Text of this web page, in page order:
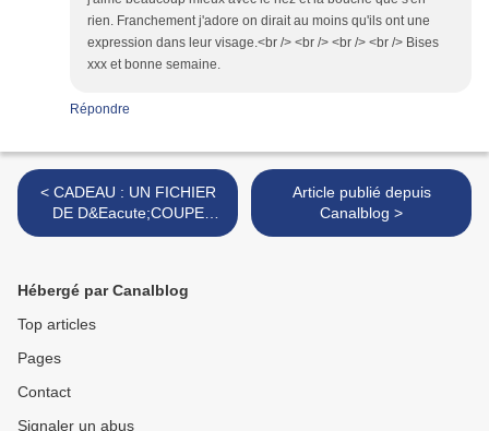
rien. Franchement j'adore on dirait au moins qu'ils ont une
expression dans leur visage.<br /> <br /> <br /> <br /> Bises
xxx et bonne semaine.
Répondre
< CADEAU : UN FICHIER
DE D&Eacute;COUPE
&quot;OEUF&quot;
Article publié depuis
Canalblog >
Hébergé par Canalblog
Top articles
Pages
Contact
Signaler un abus